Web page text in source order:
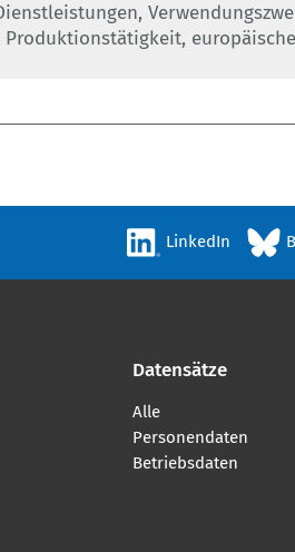
Produktionstätigkeit,
LinkedIn
Datensätze
Alle
Personendaten
Betriebsdaten